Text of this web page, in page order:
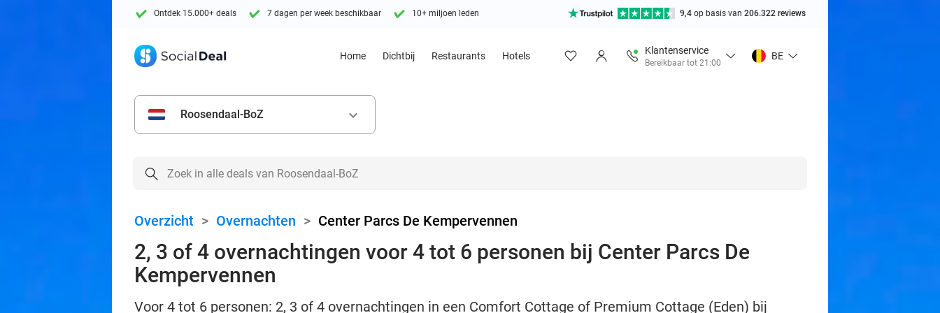
Ontdek 15.000+ deals 7 dagen per week beschikbaar 10+ miljoen leden 9,4 op basis van 206.322 reviews
Home Dichtbij Restaurants Hotels
Klantenservice
Bereikbaar tot 21:00
BE
Roosendaal-BoZ keyboard_arrow_down
Overzicht > Overnachten > Center Parcs De Kempervennen
2, 3 of 4 overnachtingen voor 4 tot 6 personen bij Center Parcs De
Kempervennen
Voor 4 tot 6 personen: 2, 3 of 4 overnachtingen in een Comfort Cottage of Premium Cottage (Eden) bij